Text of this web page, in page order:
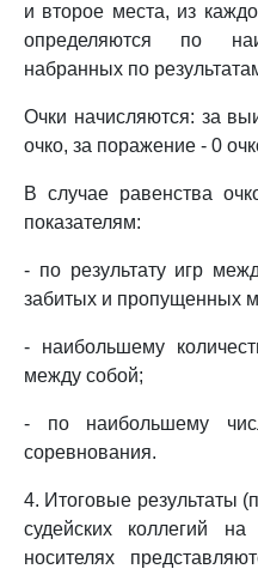
и второе места, из
определяются по
набранных по
Очки начисляются: за
очко, за поражение - 0
В случае равенства
показателям:
- по результату игр
забитых и пропущенных
- наибольшему
между собой;
- по наибольшему
соревнования.
4. Итоговые результаты
судейских коллегий
носителях